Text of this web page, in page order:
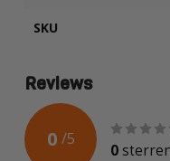
SKU
Reviews
0 /5
0